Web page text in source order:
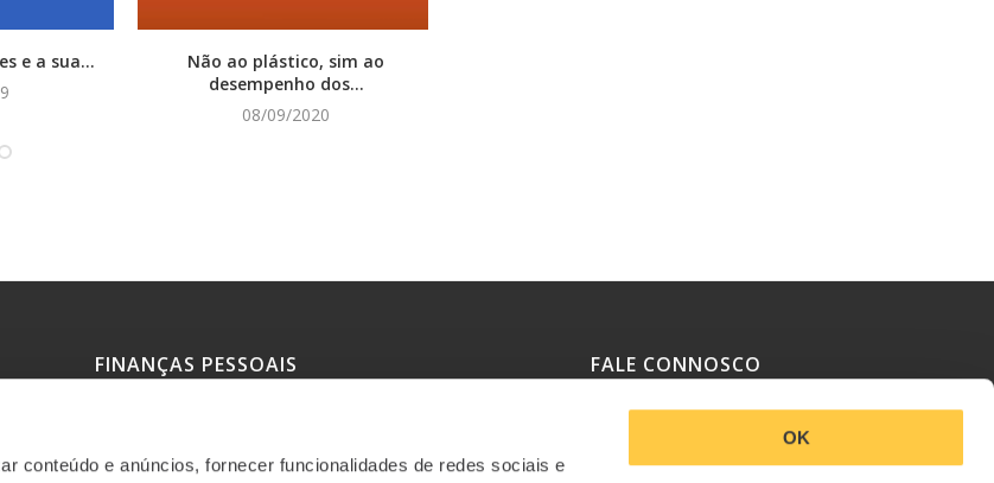
conteúdo e anúncios, fornecer funcionalidades de redes sociais e
OK
e a sua...
Não ao plástico, sim ao
desempenho dos...
08/09/2020
FINANÇAS PESSOAIS FALE CONNOSCO